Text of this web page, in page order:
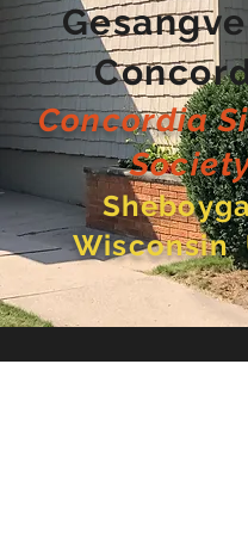
Concordia
Wisconsin